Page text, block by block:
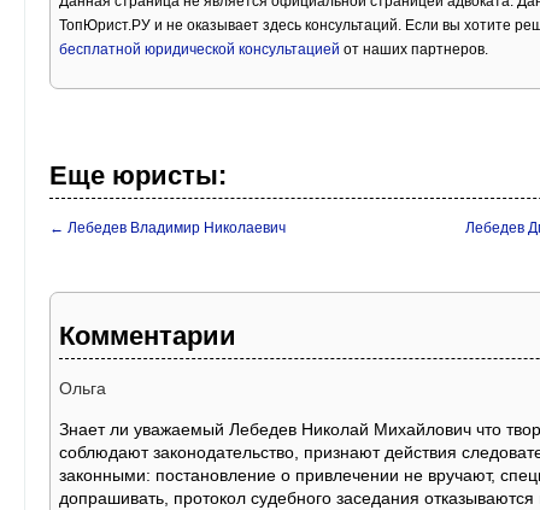
ТопЮрист.РУ и не оказывает здесь консультаций. Если вы хотите
бесплатной юридической консультацией от наших партнеров.
Еще юристы:
← Лебедев Владимир Николаевич Лебедев
Комментарии
Ольга
Знает ли уважаемый Лебедев Николай Михайлович что
соблюдают законодательство, признают действия
законными: постановление о привлечении не вручают,
допрашивать, протокол судебного заседания